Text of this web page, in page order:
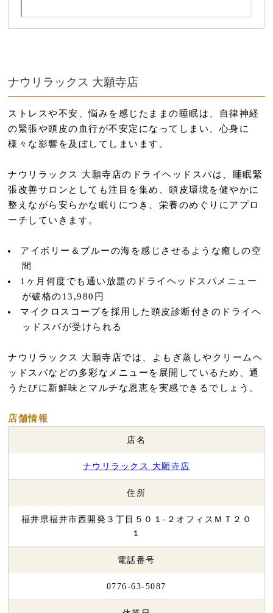
ナウリラックス 大願寺店
ストレスや不安、悩みを感じたままの睡眠は、自律神経
の緊張や頭皮の血行が不安定になってしまい、心身に
様々な影響を及ぼしてしまいます。
ナウリラックス 大願寺店のドライヘッドスパは、睡眠緊
張改善サロンとしても注目を集め、頭皮環境を健やかに
整えながら安らかな眠りにつき、栄養のめぐりにアプロ
ーチしていきます。
アイボリー＆ブルーの海を感じさせるような癒しの空
間
1ヶ月何度でも通い放題のドライヘッドスパメニュー
が破格の13,980円
マイクロスコープを採用した頭皮診断付きのドライヘ
ッドスパが受けられる
ナウリラックス 大願寺店では、よもぎ蒸しやクリームヘ
ッドスパなどの多彩なメニューを展開しているため、通
うたびに新鮮味とマルチな恩恵を実感できるでしょう。
店舗情報
店名
ナウリラックス 大願寺店
住所
福井県福井市西開発３丁目５０１-２オフィスＭＴ２０
１
電話番号
0776-63-5087